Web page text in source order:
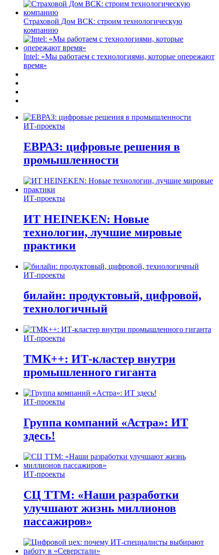
Страховой Дом ВСК: строим технологическую
компанию
Intel: «Мы работаем с технологиями, которые опережают
время»
ИТ-проекты
ЕВРАЗ: цифровые решения в
промышленности
ИТ-проекты
ИТ HEINEKEN: Новые
технологии, лучшие мировые
практики
ИТ-проекты
билайн: продуктовый, цифровой,
технологичный
ИТ-проекты
ТМК++: ИТ-кластер внутри
промышленного гиганта
ИТ-проекты
Группа компаний «Астра»: ИТ
здесь!
ИТ-проекты
СЦ ТТМ: «Наши разработки
улучшают жизнь миллионов
пассажиров»